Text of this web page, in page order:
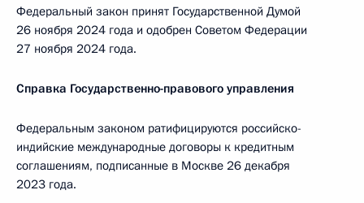
Федеральный закон принят Государственной Думой
26 ноября 2024 года и одобрен Советом Федерации
27 ноября 2024 года.
Справка Государственно-правового управления
Федеральным законом ратифицируются российско-
индийские международные договоры к кредитным
соглашениям, подписанные в Москве 26 декабря
2023 года.